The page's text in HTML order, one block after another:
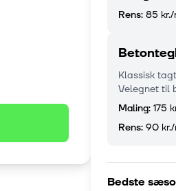
Rens: 85 kr./
Klassisk
Velegnet til
Maling: 175
Rens: 90 kr./
Bedste